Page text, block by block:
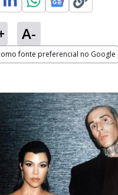
A-
fonte preferencial no Google